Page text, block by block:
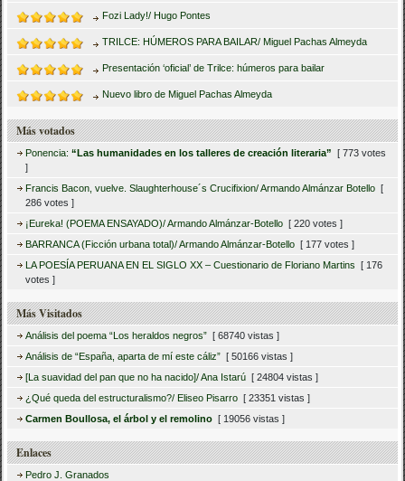
Fozi Lady!/ Hugo Pontes
TRILCE: HÚMEROS PARA BAILAR/ Miguel Pachas Almeyda
Presentación ‘oficial’ de Trilce: húmeros para bailar
Nuevo libro de Miguel Pachas Almeyda
Más votados
Ponencia:“Las humanidades en los talleres de creación literaria” [ 773 votes
]
Francis Bacon, vuelve. Slaughterhouse´s Crucifixion/ Armando Almánzar Botello [
286 votes ]
¡Eureka! (POEMA ENSAYADO)/ Armando Almánzar-Botello [ 220 votes ]
BARRANCA (Ficción urbana total)/ Armando Almánzar-Botello [ 177 votes ]
LA POESÍA PERUANA EN EL SIGLO XX – Cuestionario de Floriano Martins [ 176
votes ]
Más Visitados
Análisis del poema “Los heraldos negros” [ 68740 vistas ]
Análisis de “España, aparta de mí este cáliz” [ 50166 vistas ]
[La suavidad del pan que no ha nacido]/ Ana Istarú [ 24804 vistas ]
¿Qué queda del estructuralismo?/ Eliseo Pisarro [ 23351 vistas ]
Carmen Boullosa, el árbol y el remolino [ 19056 vistas ]
Enlaces
Pedro J. Granados